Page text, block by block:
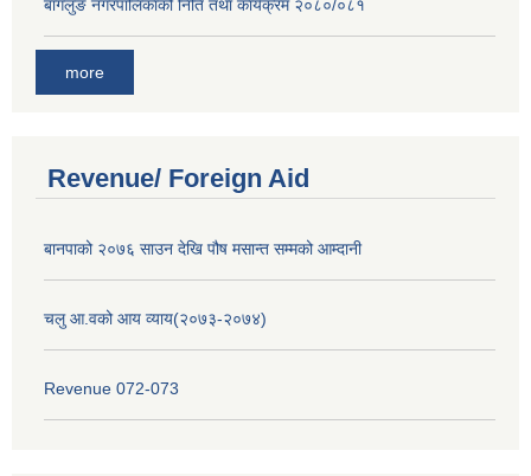
बागलुङ नगरपालिकाको निति तथा कार्यक्रम २०८०/०८१
more
Revenue/ Foreign Aid
बानपाको २०७६ साउन देखि पौष मसान्त सम्मको आम्दानी
चलु आ.वको आय व्याय(२०७३-२०७४)
Revenue 072-073